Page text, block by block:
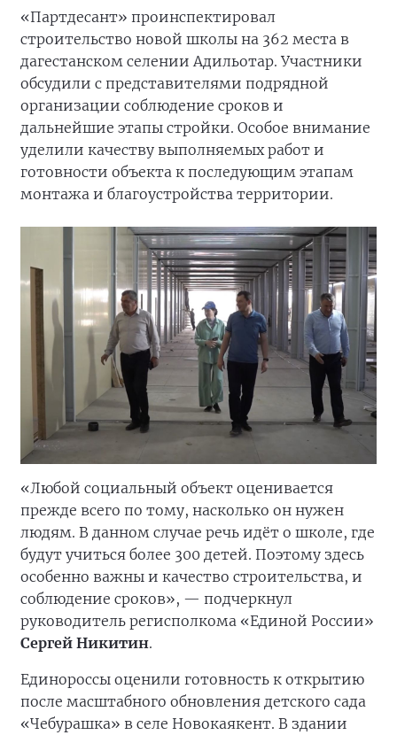
«Партдесант» проинспектировал
строительство новой школы на 362 места в
дагестанском селении Адильотар. Участники
обсудили с представителями подрядной
организации соблюдение сроков и
дальнейшие этапы стройки. Особое внимание
уделили качеству выполняемых работ и
готовности объекта к последующим этапам
монтажа и благоустройства территории.
«Любой социальный объект оценивается
прежде всего по тому, насколько он нужен
людям. В данном случае речь идёт о школе, где
будут учиться более 300 детей. Поэтому здесь
особенно важны и качество строительства, и
соблюдение сроков», — подчеркнул
руководитель регисполкома «Единой России»
Сергей Никитин.
Единороссы оценили готовность к открытию
после масштабного обновления детского сада
«Чебурашка» в селе Новокаякент. В здании